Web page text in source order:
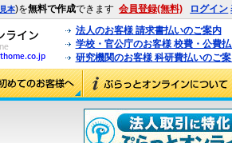
見本)を無料で作成できます 会員登録(無料) ログイン
法人のお客様 請求書払いのご案内
学校・官公庁のお客様 校費・公費
研究機関のお客様 科研費払いのご